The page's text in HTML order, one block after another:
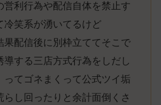
営利行為や配信自体を禁止す
冷笑系が湧いてるけど
果配信後に別枠立ててそこで
導する三店方式行為をしだし
ってゴネまくって公式ツイ垢
らし回ったりと余計面倒くさ